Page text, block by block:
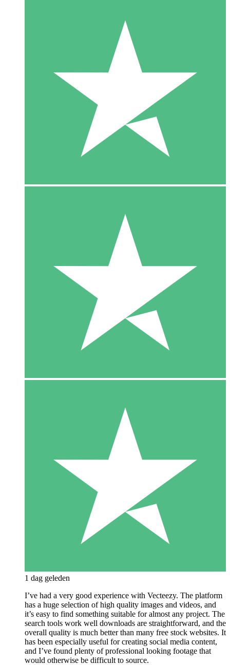
1 dag geleden
I’ve had a very good experience with Vecteezy. The platform
has a huge selection of high quality images and videos, and
it’s easy to find something suitable for almost any project. The
search tools work well downloads are straightforward, and the
overall quality is much better than many free stock websites. It
has been especially useful for creating social media content,
and I’ve found plenty of professional looking footage that
would otherwise be difficult to source.